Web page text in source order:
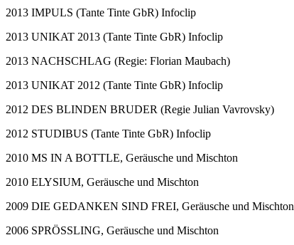
2013 IMPULS (Tante Tinte GbR) Infoclip
2013 UNIKAT 2013 (Tante Tinte GbR) Infoclip
2013 NACHSCHLAG (Regie: Florian Maubach)
2013 UNIKAT 2012 (Tante Tinte GbR) Infoclip
2012 DES BLINDEN BRUDER (Regie Julian Vavrovsky)
2012 STUDIBUS (Tante Tinte GbR) Infoclip
2010 MS IN A BOTTLE, Geräusche und Mischton
2010 ELYSIUM, Geräusche und Mischton
2009 DIE GEDANKEN SIND FREI, Geräusche und Mischton
2006 SPRÖSSLING, Geräusche und Mischton